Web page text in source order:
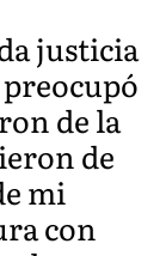
justicia
de la
de
mi
con